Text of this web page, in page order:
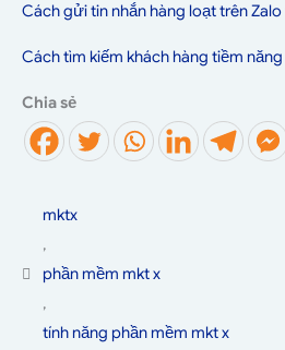
Cách gửi tin nhắn hàng loạt trên
Cách tìm kiếm khách hàng tiềm
Chia sẻ
mktx
,
phần mềm mkt x
,
tính năng phần mềm mkt x